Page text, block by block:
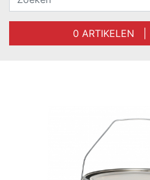
0 ARTIKELEN |